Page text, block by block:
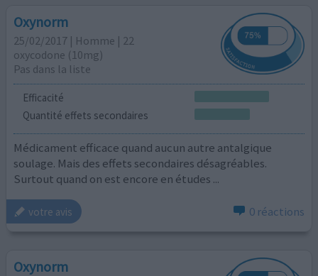
Oxynorm
25/02/2017 | Homme | 22
oxycodone (10mg)
Pas dans la liste
Efficacité
Quantité effets secondaires
Médicament efficace quand aucun autre antalgique
soulage. Mais des effets secondaires désagréables.
Surtout quand on est encore en études ...
votre avis 0 réactions
Oxynorm